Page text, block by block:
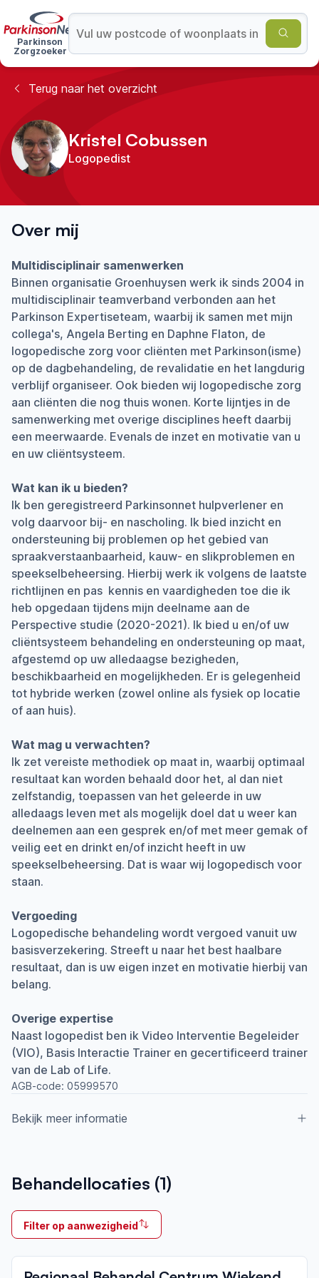
Parkinson
Zorgzoeker
Terug naar het overzicht
Kristel Cobussen
Logopedist
Over mij
Multidisciplinair samenwerken
Binnen organisatie Groenhuysen werk ik sinds 2004 in
multidisciplinair teamverband verbonden aan het
Parkinson Expertiseteam, waarbij ik samen met mijn
collega's, Angela Berting en Daphne Flaton, de
logopedische zorg voor cliënten met Parkinson(isme)
op de dagbehandeling, de revalidatie en het langdurig
verblijf organiseer. Ook bieden wij logopedische zorg
aan cliënten die nog thuis wonen. Korte lijntjes in de
samenwerking met overige disciplines heeft daarbij
een meerwaarde. Evenals de inzet en motivatie van u
en uw cliëntsysteem.
Wat kan ik u bieden?
Ik ben geregistreerd Parkinsonnet hulpverlener en
volg daarvoor bij- en nascholing. Ik bied inzicht en
ondersteuning bij problemen op het gebied van
spraakverstaanbaarheid, kauw- en slikproblemen en
speekselbeheersing. Hierbij werk ik volgens de laatste
richtlijnen en pas kennis en vaardigheden toe die ik
heb opgedaan tijdens mijn deelname aan de
Perspective studie (2020-2021). Ik bied u en/of uw
cliëntsysteem behandeling en ondersteuning op maat,
afgestemd op uw alledaagse bezigheden,
beschikbaarheid en mogelijkheden. Er is gelegenheid
tot hybride werken (zowel online als fysiek op locatie
of aan huis).
Wat mag u verwachten?
Ik zet vereiste methodiek op maat in, waarbij optimaal
resultaat kan worden behaald door het, al dan niet
zelfstandig, toepassen van het geleerde in uw
alledaags leven met als mogelijk doel dat u weer kan
deelnemen aan een gesprek en/of met meer gemak of
veilig eet en drinkt en/of inzicht heeft in uw
speekselbeheersing. Dat is waar wij logopedisch voor
staan.
Vergoeding
Logopedische behandeling wordt vergoed vanuit uw
basisverzekering. Streeft u naar het best haalbare
resultaat, dan is uw eigen inzet en motivatie hierbij van
belang.
Overige expertise
Naast logopedist ben ik Video Interventie Begeleider
(VIO), Basis Interactie Trainer en gecertificeerd trainer
van de Lab of Life.
AGB-code: 05999570
Bekijk meer informatie
2014
Ik behandel
Op locatie & Thuis
Behandellocaties (1)
Filter op aanwezigheid